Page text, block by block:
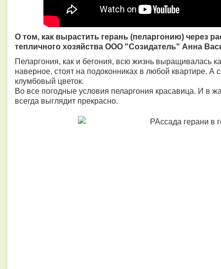
О том, как вырастить герань (пеларгонию) через
тепличного хозяйства ООО "Созидатель" Анна
Пеларгония, как и бегония, всю жизнь выращивалась
наверное, стоят на подоконниках в любой квартире. А
клумбовый цветок.
Во все погодные условия пеларгония красавица. И в
всегда выглядит прекрасно.